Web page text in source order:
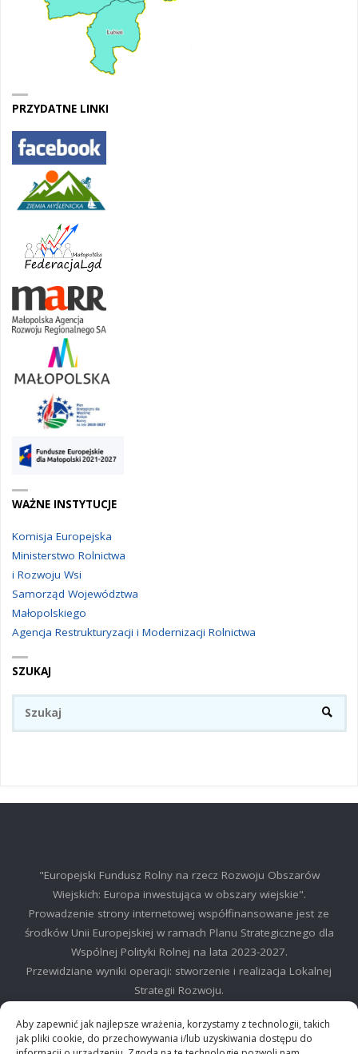
Aby zapewnić jak najlepsze wrażenia, korzystamy z technologii, takich
jak pliki cookie, do przechowywania i/lub uzyskiwania dostępu do
PRZYDATNE LINKI
WAŻNE INSTYTUCJE
Komisja Europejska
Ministerstwo Rolnictwa
i Rozwoju Wsi
Samorząd Województwa
Małopolskiego
Agencja Restrukturyzacji i Modernizacji Rolnictwa
SZUKAJ
"Europejski Fundusz Rolny na rzecz Rozwoju Obszarów
Wiejskich: Europa inwestująca w obszary wiejskie".
Prowadzenie strony internetowej współfinansowane jest ze
środków Unii Europejskiej w ramach Planu Strategicznego dla
Wspólnej Polityki Rolnej na lata 2023-2027.
Przewidziane wyniki operacji: stworzenie i realizacja Lokalnej
Strategii Rozwoju.